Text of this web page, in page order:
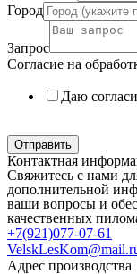
Город
Запрос
Согласие на
Даю
Отправить
Контактная
Свяжитесь с нами
дополнительной
ваши вопросы и
качественных
+7(921)077-07-61
Адрес производства